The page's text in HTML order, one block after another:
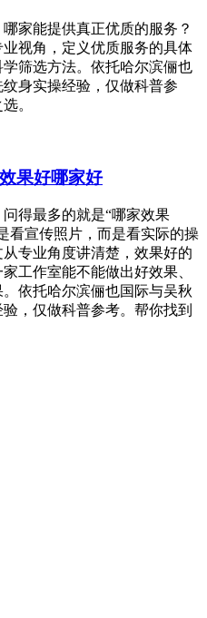
家能提供真正优质的服务？
视角，定义优质服务的具体
筛选方法。依托哈尔滨俪也
身实操经验，仅做科普参
。
果好哪家好
得最多的就是“哪家效果
看宣传照片，而是看实际的操
专业角度讲清楚，效果好的
工作室能不能做出好效果、
依托哈尔滨俪也国际与吴秋
，仅做科普参考。帮你找到